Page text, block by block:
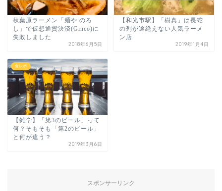
秋葉原ラーメン「麺や のろ
し」で仮想通貨決済(Ginco)に
失敗しました
2018年6月5日
【和光市駅】「樹真」は長蛇
の列が途絶えない人気ラーメ
ン店
2019年1月4日
食レポ
【雑学】「第3のビール」って
何？そもそも「第2のビール」
と何が違う？
2019年3月6日
スポンサーリンク